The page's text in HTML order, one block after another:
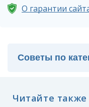
О гарантии
Читайте также